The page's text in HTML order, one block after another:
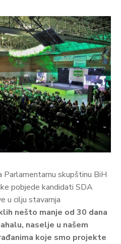
Parlamentarnu skupštinu BiH
pobjede kandidati SDA
u cilju stavarnja
nešto manje od 30 dana
naselje u našem
koje smo projekte